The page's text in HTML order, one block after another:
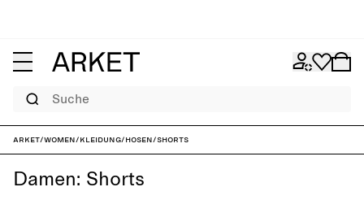
Suche
ARKET/Women/Kleidung/Hosen/Shorts
Damen: Shorts